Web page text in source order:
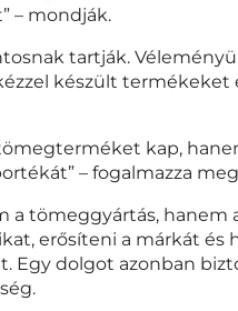
– mondják.
tartják.
készült termékeket
kap,
– fogalmazza
a tömeggyártás, hanem
erősíteni a márkát és
Egy dolgot azonban